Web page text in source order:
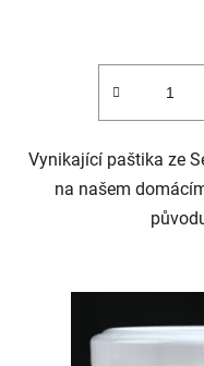
Vynikající paštika ze
na našem